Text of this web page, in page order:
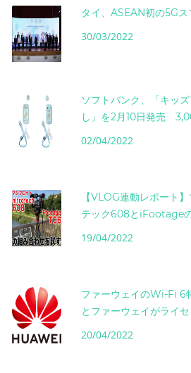
タイ、ASEAN初の5G
30/03/2022
ソフトバンク、「キッ
し」を2月10日発売
02/04/2022
【VLOG連動レポート
テック608とiFootage
19/04/2022
ファーウェイのWi-Fi 6
とファーウェイがライ
20/04/2022